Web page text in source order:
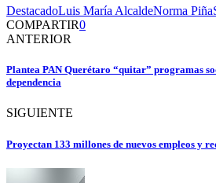
DestacadoLuis María AlcaldeNorma Piña
COMPARTIR0
ANTERIOR
Plantea PAN Querétaro “quitar” programas
dependencia
SIGUIENTE
Proyectan 133 millones de nuevos empleos y